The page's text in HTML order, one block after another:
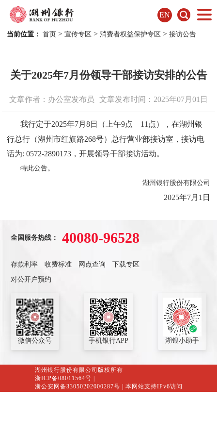
EN
当前位置： 首页 >宣传专区 >消费者权益保护专区 >接访公告
关于2025年7月份领导干部接访安排的公告
文章作者：办公室发布员 文章发布时间：2025年07月01日
我行定于2025年7月8日（上午9点—11点），在湖州银
行总行（湖州市红旗路268号）总行营业部接访室 ，接访电
话为: 0572-2890173，开展领导干部接访活动。
特此公告。
湖州银行股份有限公司
2025年7月 1 日
全国服务热线： 40080-96528
存款利率 收费标准 网点查询 下载专区
对公开户预约
微信公众号 手机银行APP 湖银小助手
湖州银行股份有限公司版权所有
浙ICP备08011564号 |
浙公安网备33050202000287号 | 本网站支持IPv6访问